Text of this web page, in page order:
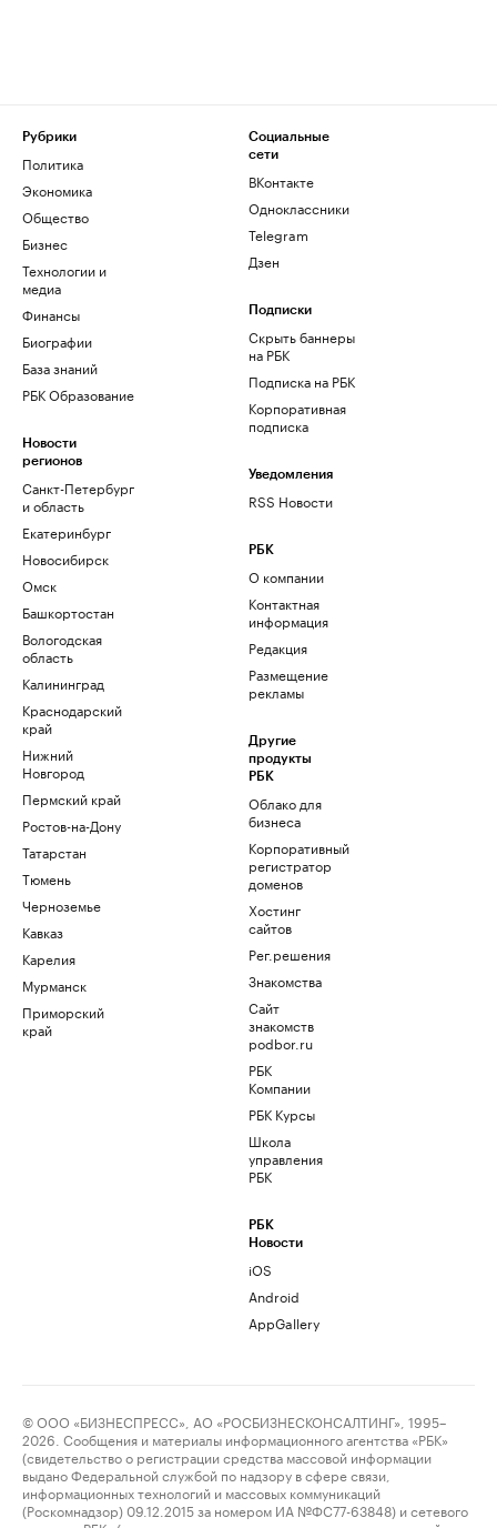
Рубрики
Политика
Экономика
Общество
Бизнес
Технологии и
медиа
Финансы
Биографии
База знаний
РБК Образование
Новости
регионов
Санкт-Петербург
и область
Екатеринбург
Новосибирск
Омск
Башкортостан
Вологодская
область
Калининград
Краснодарский
край
Нижний
Новгород
Пермский край
Ростов-на-Дону
Татарстан
Тюмень
Черноземье
Кавказ
Карелия
Мурманск
Приморский
край
Социальные
сети
ВКонтакте
Одноклассники
Telegram
Дзен
Подписки
Скрыть баннеры
на РБК
Подписка на РБК
Корпоративная
подписка
Уведомления
RSS Новости
РБК
О компании
Контактная
информация
Редакция
Размещение
рекламы
Другие
продукты
РБК
Облако для
бизнеса
Корпоративный
регистратор
доменов
Хостинг
сайтов
Рег.решения
Знакомства
Сайт
знакомств
podbor.ru
РБК
Компании
РБК Курсы
Школа
управления
РБК
РБК
Новости
iOS
Android
AppGallery
© ООО «БИЗНЕСПРЕСС», АО «РОСБИЗНЕСКОНСАЛТИНГ», 1995–
2026. Сообщения и материалы информационного агентства «РБК»
(свидетельство о регистрации средства массовой информации
выдано Федеральной службой по надзору в сфере связи,
информационных технологий и массовых коммуникаций
(Роскомнадзор) 09.12.2015 за номером ИА №ФС77-63848) и сетевого